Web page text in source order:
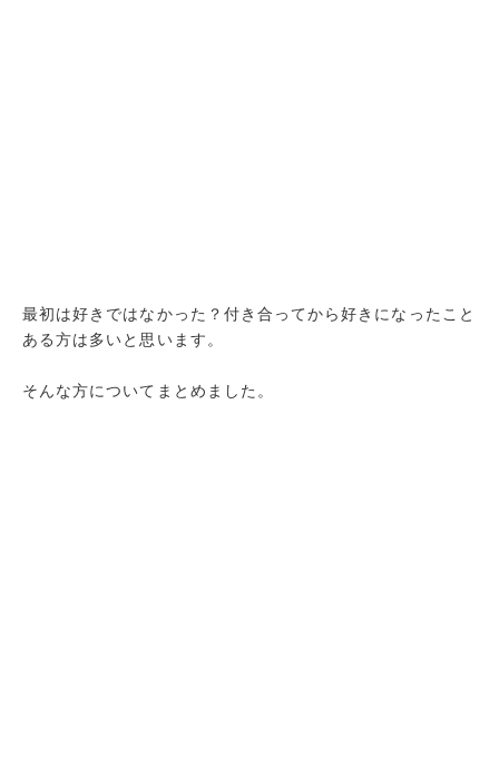
最初は好きではなかった？付き合ってから好きになったこと
ある方は多いと思います。
そんな方についてまとめました。